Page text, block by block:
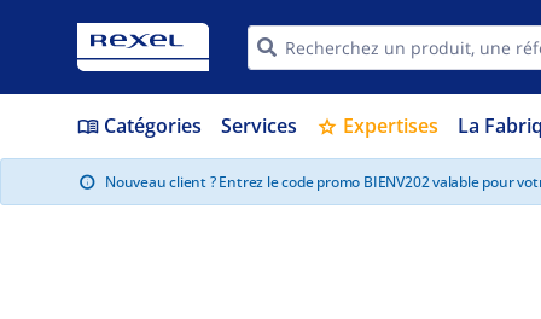
menu_book Catégories Services star Expertises La
info Nouveau client ? Entrez le code promo BIENV202 valable pour